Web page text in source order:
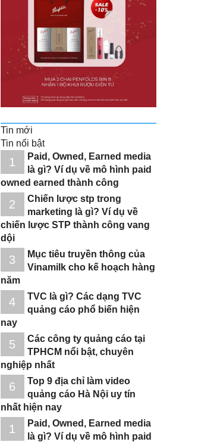
Tin mới
Tin nổi bật
1
Paid, Owned, Earned media
là gì? Ví dụ về mô hình paid
owned earned thành công
2
Chiến lược stp trong
marketing là gì? Ví dụ về
chiến lược STP thành công vang
dội
3
Mục tiêu truyền thông của
Vinamilk cho kế hoạch hàng
năm
4
TVC là gì? Các dạng TVC
quảng cáo phổ biến hiện
nay
5
Các công ty quảng cáo tại
TPHCM nổi bật, chuyên
nghiệp nhất
6
Top 9 địa chỉ làm video
quảng cáo Hà Nội uy tín
nhất hiện nay
1
Paid, Owned, Earned media
là gì? Ví dụ về mô hình paid